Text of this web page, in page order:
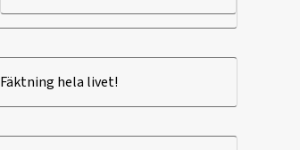
Fäktning hela livet!